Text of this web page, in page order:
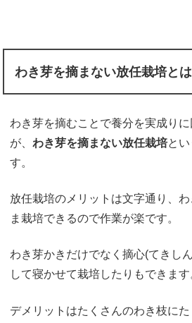
わき芽を摘まない放任栽培とは
わき芽を摘むことで養分を実成り
が、 わき芽を摘まない放任栽培とい
す。
放任栽培のメリットは文字通り、
ま栽培できるので作業が楽です。
わき芽かきだけでなく摘心(てきし
して寝かせて栽培したりもできます
デメリットはたくさんのわき枝に